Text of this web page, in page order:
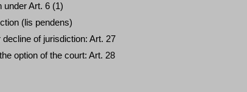
under Art. 6 (1)
(lis pendens)
of jurisdiction: Art. 27
option of the court: Art. 28